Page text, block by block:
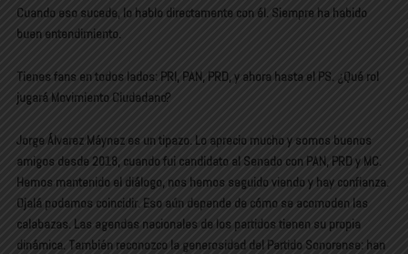
Cuando eso sucede, lo hablo directamente con él. Siempre ha habido
buen entendimiento.
Tienes fans en todos lados: PRI, PAN, PRD, y ahora hasta el PS. ¿Qué rol
jugará Movimiento Ciudadano?
Jorge Álvarez Máynez es un tipazo. Lo aprecio mucho y somos buenos
amigos desde 2018, cuando fui candidato al Senado con PAN, PRD y MC.
Hemos mantenido el diálogo, nos hemos seguido viendo y hay confianza.
Ojalá podamos coincidir. Eso aún depende de cómo se acomoden las
calabazas. Las agendas nacionales de los partidos tienen su propia
dinámica. También reconozco la generosidad del Partido Sonorense: han